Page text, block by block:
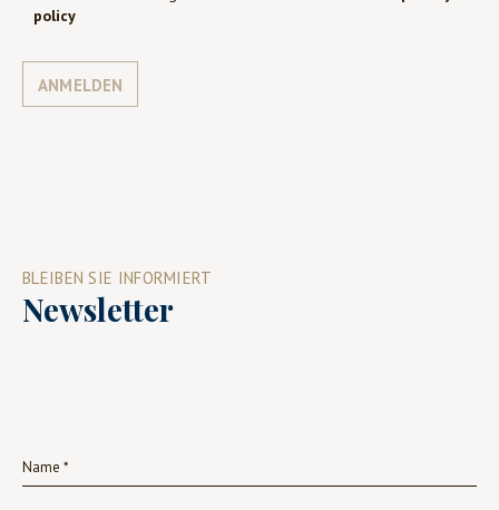
policy
ANMELDEN
BLEIBEN SIE INFORMIERT
Newsletter